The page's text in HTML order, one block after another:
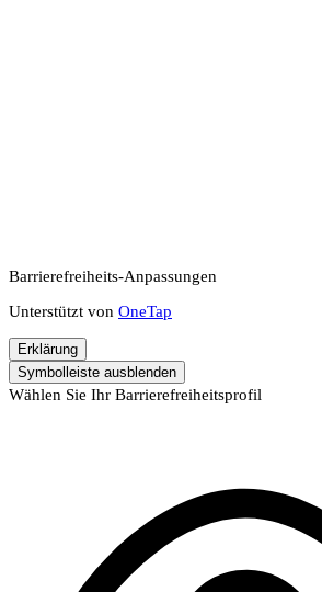
Barrierefreiheits-Anpassungen
Unterstützt von OneTap
Erklärung
Symbolleiste ausblenden
Wählen Sie Ihr Barrierefreiheitsprofil